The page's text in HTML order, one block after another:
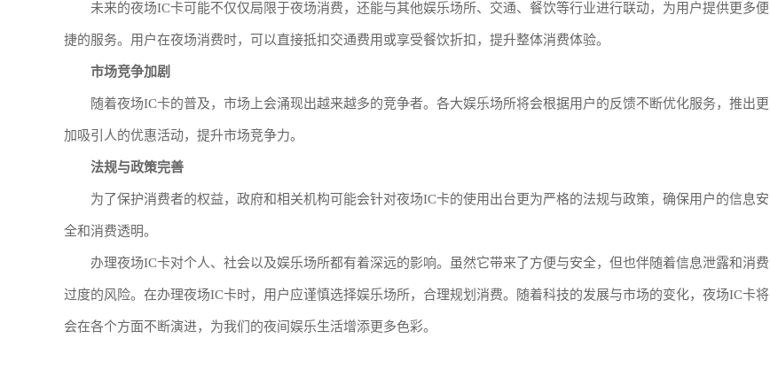
未来的夜场IC卡可能不仅仅局限于夜场消费，还能与其他娱乐场所、交通、餐饮等行业进行联动，为用户提供更多便
捷的服务。用户在夜场消费时，可以直接抵扣交通费用或享受餐饮折扣，提升整体消费体验。
市场竞争加剧
随着夜场IC卡的普及，市场上会涌现出越来越多的竞争者。各大娱乐场所将会根据用户的反馈不断优化服务，推出更
加吸引人的优惠活动，提升市场竞争力。
法规与政策完善
为了保护消费者的权益，政府和相关机构可能会针对夜场IC卡的使用出台更为严格的法规与政策，确保用户的信息安
全和消费透明。
办理夜场IC卡对个人、社会以及娱乐场所都有着深远的影响。虽然它带来了方便与安全，但也伴随着信息泄露和消费
过度的风险。在办理夜场IC卡时，用户应谨慎选择娱乐场所，合理规划消费。随着科技的发展与市场的变化，夜场IC卡将
会在各个方面不断演进，为我们的夜间娱乐生活增添更多色彩。